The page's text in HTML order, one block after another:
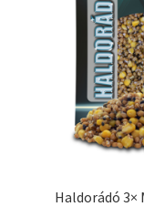
Haldorádó 3×